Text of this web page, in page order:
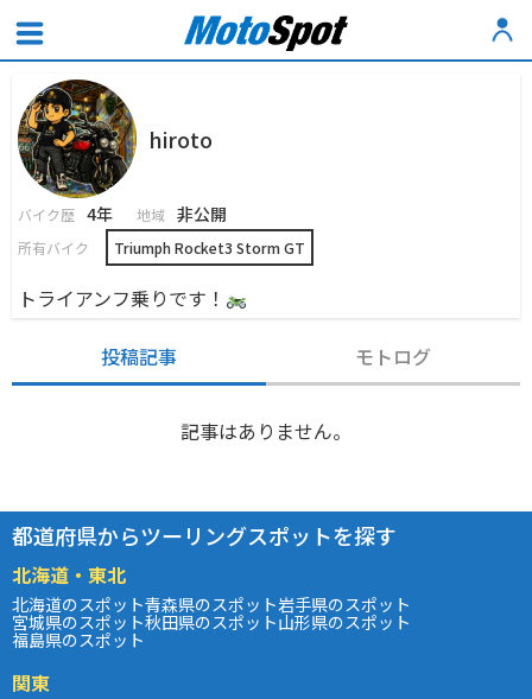
hiroto
バイク歴 4年 地域 非公開
所有バイク Triumph Rocket3 Storm GT
トライアンフ乗りです！
投稿記事 モトログ
記事はありません。
都道府県からツーリングスポットを探す
北海道・東北
北海道のスポット青森県のスポット岩手県のスポット
宮城県のスポット秋田県のスポット山形県のスポット
福島県のスポット
関東